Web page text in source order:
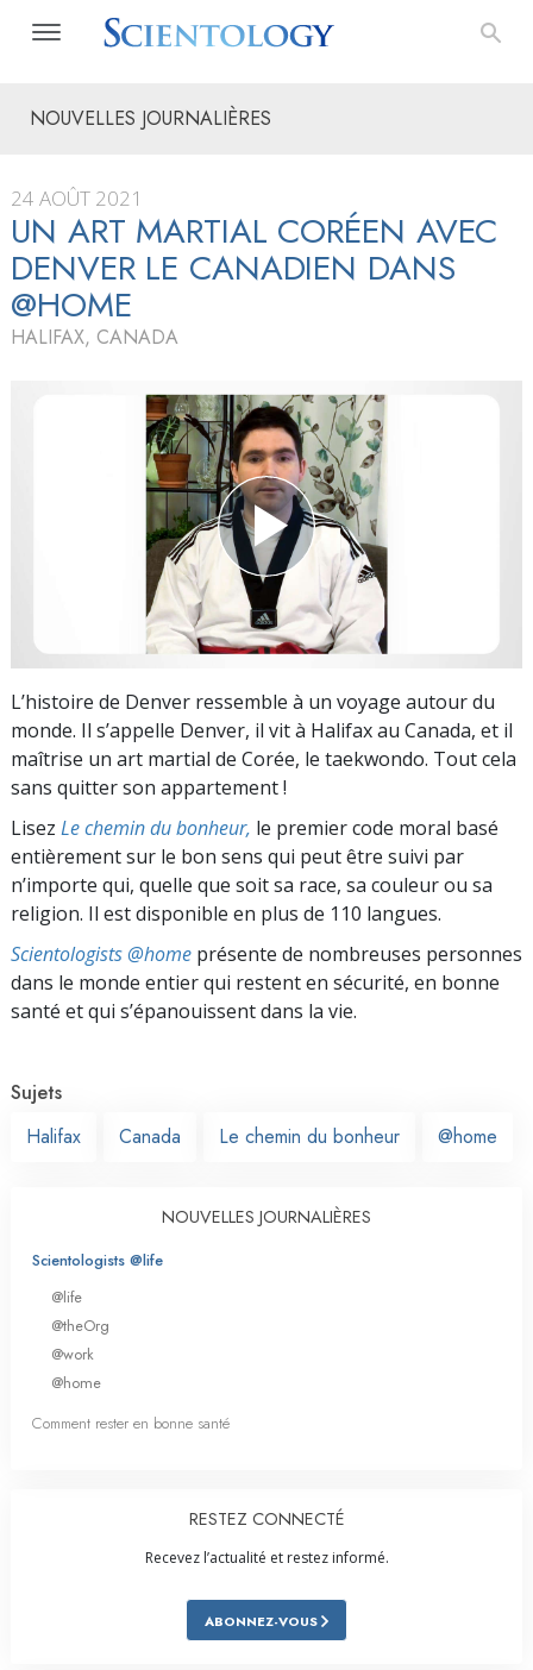
NOUVELLES JOURNALIÈRES
24 AOÛT 2021
UN ART MARTIAL CORÉEN AVEC
DENVER LE CANADIEN DANS
@HOME
HALIFAX, CANADA
L’histoire de Denver ressemble à un voyage autour du
monde. Il s’appelle Denver, il vit à Halifax au Canada, et il
maîtrise un art martial de Corée, le taekwondo. Tout cela
sans quitter son appartement !
Lisez Le chemin du bonheur, le premier code moral basé
entièrement sur le bon sens qui peut être suivi par
n’importe qui, quelle que soit sa race, sa couleur ou sa
religion. Il est disponible en plus de 110 langues.
Scientologists @home présente de nombreuses personnes
dans le monde entier qui restent en sécurité, en bonne
santé et qui s’épanouissent dans la vie.
Sujets
Halifax
Canada Le chemin du bonheur @home
NOUVELLES JOURNALIÈRES
Scientologists @life
@life
@theOrg
@work
@home
Comment rester en bonne santé
RESTEZ CONNECTÉ
Recevez l’actualité et restez informé.
ABONNEZ-VOUS